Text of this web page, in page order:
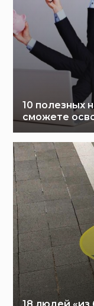
10 полезных
сможете